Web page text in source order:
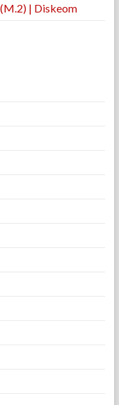
| Diskeom